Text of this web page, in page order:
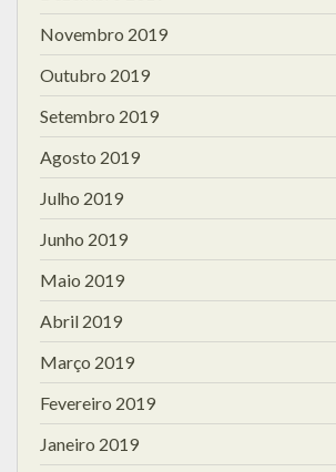
Novembro 2019
Outubro 2019
Setembro 2019
Agosto 2019
Julho 2019
Junho 2019
Maio 2019
Abril 2019
Março 2019
Fevereiro 2019
Janeiro 2019